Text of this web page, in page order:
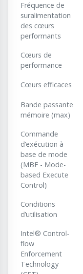
Fréquence de
suralimentation
des cœurs
performants
Cœurs de
performance
Cœurs efficaces
Bande passante
mémoire (max)
Commande
d’exécution à
base de mode
(MBE - Mode-
based Execute
Control)
Conditions
d’utilisation
Intel® Control-
flow
Enforcement
Technology